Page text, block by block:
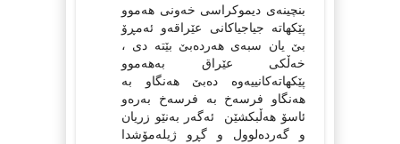
بنچینەی دیموکراسی خەونی هەموو
پێکهاتە جیاجیاکانی عێراقەو ئەمڕۆ
بێ یان سبەی هەردەبێ بێتە دی ،
خەڵکی عێراق بەهەموو
پێکهاتەکانییەوە دەبێ هەنگاو بە
هەنگاو فرسەخ بە فرسەخ بەرەو
ئاسۆ هەڵبکشێن ئەگەر بەنێو زریان
و گەردەلوول و گڕو ژیلەمۆشدا